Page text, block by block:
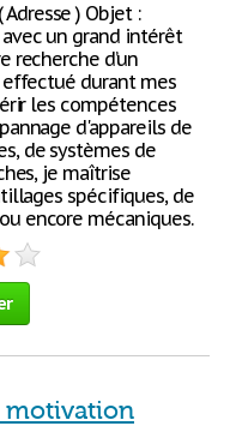
( Adresse ) Objet :
avec un grand intérêt
recherche d’un
effectué durant mes
les compétences
d'appareils de
de systèmes de
je maîtrise
spécifiques, de
encore mécaniques.
motivation